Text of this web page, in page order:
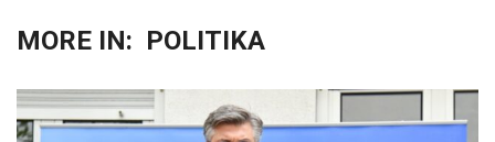
MORE IN: POLITIKA